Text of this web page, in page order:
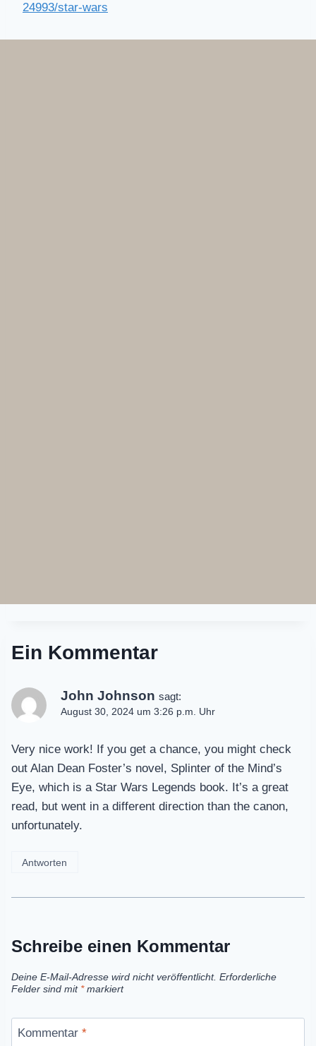
24993/star-wars
Ein Kommentar
John Johnson sagt:
August 30, 2024 um 3:26 p.m. Uhr
Very nice work! If you get a chance, you might check
out Alan Dean Foster’s novel, Splinter of the Mind’s
Eye, which is a Star Wars Legends book. It’s a great
read, but went in a different direction than the canon,
unfortunately.
Antworten
Schreibe einen Kommentar
Deine E-Mail-Adresse wird nicht veröffentlicht. Erforderliche
Felder sind mit *markiert
Kommentar *